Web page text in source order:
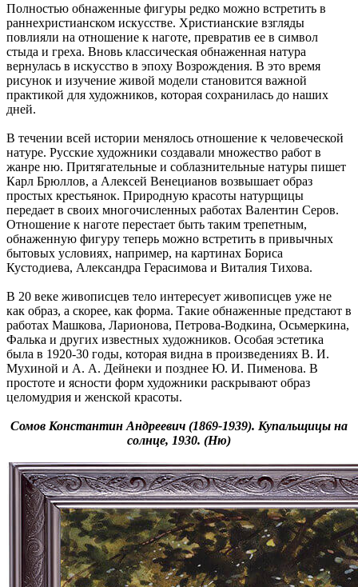
Полностью обнаженные фигуры редко можно встретить в
раннехристианском искусстве. Христианские взгляды
повлияли на отношение к наготе, превратив ее в символ
стыда и греха. Вновь классическая обнаженная натура
вернулась в искусство в эпоху Возрождения. В это время
рисунок и изучение живой модели становится важной
практикой для художников, которая сохранилась до наших
дней.
В течении всей истории менялось отношение к человеческой
натуре. Русские художники создавали множество работ в
жанре ню. Притягательные и соблазнительные натуры пишет
Карл Брюллов, а Алексей Венецианов возвышает образ
простых крестьянок. Природную красоты натурщицы
передает в своих многочисленных работах Валентин Серов.
Отношение к наготе перестает быть таким трепетным,
обнаженную фигуру теперь можно встретить в привычных
бытовых условиях, например, на картинах Бориса
Кустодиева, Александра Герасимова и Виталия Тихова.
В 20 веке живописцев тело интересует живописцев уже не
как образ, а скорее, как форма. Такие обнаженные предстают в
работах Машкова, Ларионова, Петрова-Водкина, Осьмеркина,
Фалька и других известных художников. Особая эстетика
была в 1920-30 годы, которая видна в произведениях В. И.
Мухиной и А. А. Дейнеки и позднее Ю. И. Пименова. В
простоте и ясности форм художники раскрывают образ
целомудрия и женской красоты.
Сомов Константин Андреевич (1869-1939). Купальщицы на
солнце, 1930. (Ню)